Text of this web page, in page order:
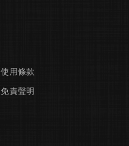
使用條款
免責聲明